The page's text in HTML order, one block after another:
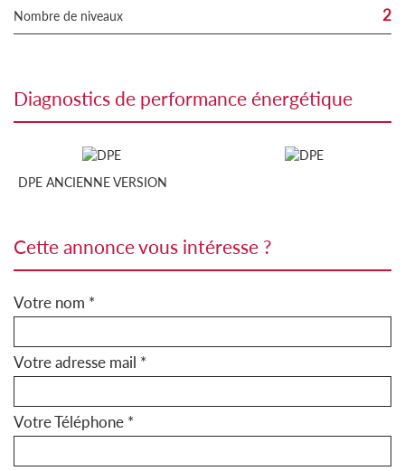
Nombre de niveaux 2
diagnostics de performance énergétique
DPE ANCIENNE VERSION
cette annonce vous intéresse ?
Votre nom *
Votre adresse mail *
Votre Téléphone *